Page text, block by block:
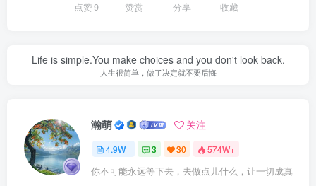
点赞9 赞赏 分享 收藏
Life is simple.You make choices and you don't look back.
人生很简单，做了决定就不要后悔
瀚萌 关注
4.9W+ 3 30 574W+
你不可能永远等下去，去做点儿什么，让一切成真